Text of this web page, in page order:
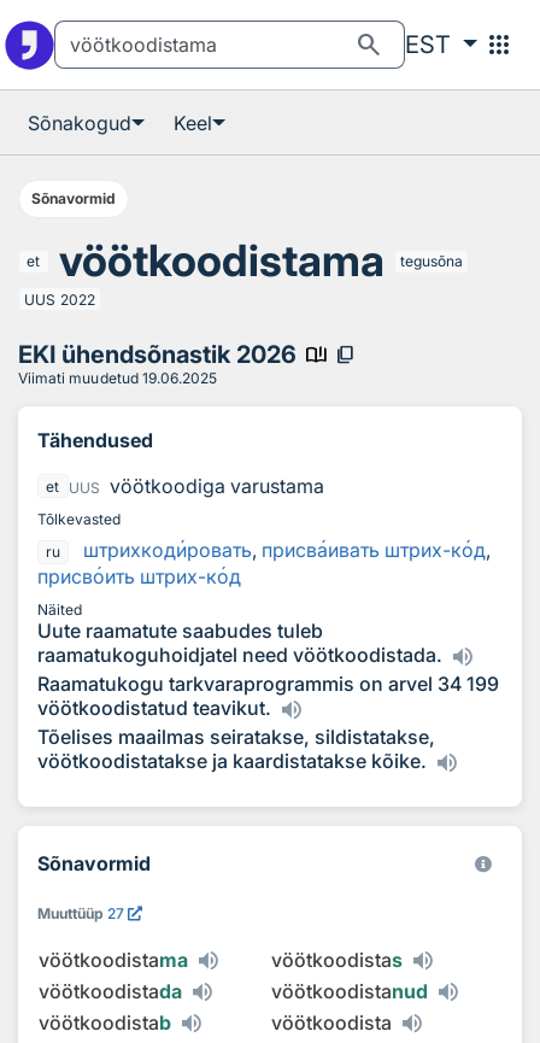
search EST apps
Sõnakogud Keel
Sõnavormid
et vöötkoodistama tegusõna
UUS 2022
EKI ühendsõnastik 2026 book_ribbon content_copy
Viimati muudetud 19.06.2025
Tähendused
et UUS vöötkoodiga varustama
Tõlkevasted
ru
штрихкодировать, присваивать штрих-код,
присвоить штрих-код
Näited
Uute raamatute saabudes tuleb
raamatukoguhoidjatel need vöötkoodistada.
Raamatukogu tarkvaraprogrammis on arvel 34 199
vöötkoodistatud teavikut.
Tõelises maailmas seiratakse, sildistatakse,
vöötkoodistatakse ja kaardistatakse kõike.
Sõnavormid
Muuttüüp 27
vöötkoodistama vöötkoodistas
vöötkoodistada vöötkoodistanud
vöötkoodistab
vöötkoodista